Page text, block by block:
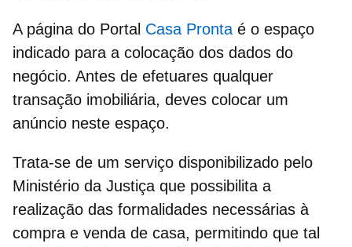
A página do Portal Casa Prontaé o espaço
indicado para a colocação dos dados do
negócio. Antes de efetuares qualquer
transação imobiliária, deves colocar um
anúncio neste espaço.
Trata-se de um serviço disponibilizado pelo
Ministério da Justiçaque possibilita a
realização das formalidades necessárias à
compra e venda de casa, permitindo que tal